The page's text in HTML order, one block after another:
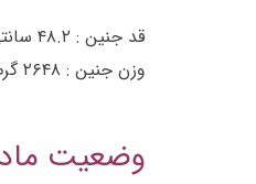
قد جنین : ۴۸.۲ سانتی متر
وزن جنین : ۲۶۴۸ گرم
وضعیت